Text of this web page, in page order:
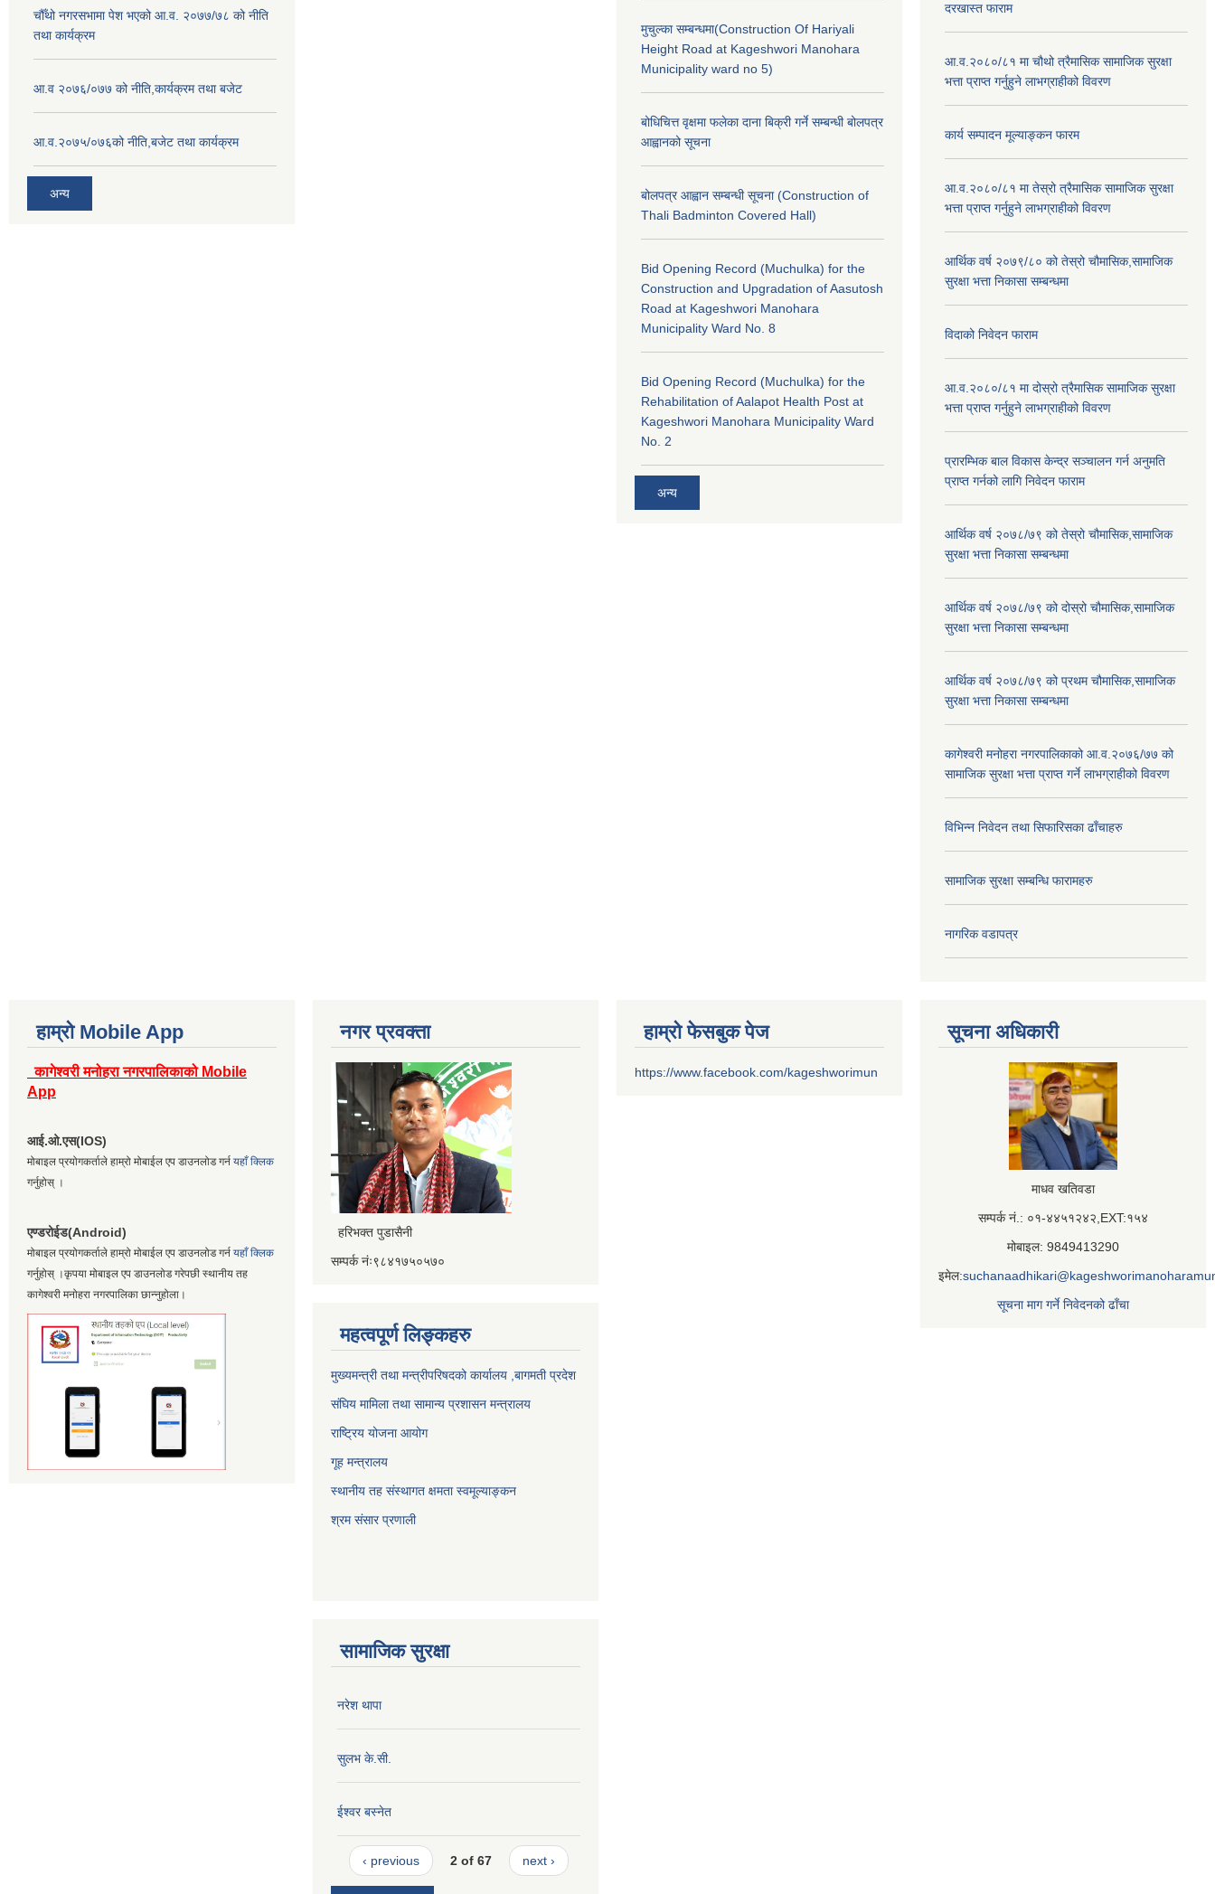
चौँथो नगरसभामा पेश भएको आ.व. २०७७/७८ को नीति
तथा कार्यक्रम
आ.व २०७६/०७७ को नीति,कार्यक्रम तथा बजेट
आ.व.२०७५/०७६को नीति,बजेट तथा कार्यक्रम
अन्य
मुचुल्का सम्बन्धमा(Construction Of Hariyali
Height Road at Kageshwori Manohara
Municipality ward no 5)
बोधिचित्त वृक्षमा फलेका दाना बिक्री गर्ने सम्बन्धी बोलपत्र
आह्वानको सूचना
बोलपत्र आह्वान सम्बन्धी सूचना (Construction of
Thali Badminton Covered Hall)
Bid Opening Record (Muchulka) for the
Construction and Upgradation of Aasutosh
Road at Kageshwori Manohara
Municipality Ward No. 8
Bid Opening Record (Muchulka) for the
Rehabilitation of Aalapot Health Post at
Kageshwori Manohara Municipality Ward
No. 2
अन्य
दरखास्त फाराम
आ.व.२०८०/८१ मा चौथो त्रैमासिक सामाजिक सुरक्षा
भत्ता प्राप्त गर्नुहुने लाभग्राहीको विवरण
कार्य सम्पादन मूल्याङ्कन फारम
आ.व.२०८०/८१ मा तेस्रो त्रैमासिक सामाजिक सुरक्षा
भत्ता प्राप्त गर्नुहुने लाभग्राहीको विवरण
आर्थिक वर्ष २०७९/८० को तेस्रो चौमासिक,सामाजिक
सुरक्षा भत्ता निकासा सम्बन्धमा
विदाको निवेदन फाराम
आ.व.२०८०/८१ मा दोस्रो त्रैमासिक सामाजिक सुरक्षा
भत्ता प्राप्त गर्नुहुने लाभग्राहीको विवरण
प्रारम्भिक बाल विकास केन्द्र सञ्चालन गर्न अनुमति
प्राप्त गर्नको लागि निवेदन फाराम
आर्थिक वर्ष २०७८/७९ को तेस्रो चौमासिक,सामाजिक
सुरक्षा भत्ता निकासा सम्बन्धमा
आर्थिक वर्ष २०७८/७९ को दोस्रो चौमासिक,सामाजिक
सुरक्षा भत्ता निकासा सम्बन्धमा
आर्थिक वर्ष २०७८/७९ को प्रथम चौमासिक,सामाजिक
सुरक्षा भत्ता निकासा सम्बन्धमा
कागेश्वरी मनोहरा नगरपालिकाको आ.व.२०७६/७७ को
सामाजिक सुरक्षा भत्ता प्राप्त गर्ने लाभग्राहीको विवरण
विभिन्न निवेदन तथा सिफारिसका ढाँचाहरु
सामाजिक सुरक्षा सम्बन्धि फारामहरु
नागरिक वडापत्र
हाम्रो Mobile App
कागेश्वरी मनोहरा नगरपालिकाको Mobile
App
आई.ओ.एस(IOS)
मोबाइल प्रयोगकर्ताले हाम्रो मोबाईल एप डाउनलोड गर्न यहाँ क्लिक
गर्नुहोस् ।
एण्डरोईड(Android)
मोबाइल प्रयोगकर्ताले हाम्रो मोबाईल एप डाउनलोड गर्न यहाँ क्लिक
गर्नुहोस् ।कृपया मोबाइल एप डाउनलोड गरेपछी स्थानीय तह
कागेश्वरी मनोहरा नगरपालिका छान्नुहोला।
नगर प्रवक्ता
हरिभक्त पुडासैनी
सम्पर्क नंः९८४१७५०५७०
महत्वपूर्ण लिङ्कहरु
मुख्यमन्त्री तथा मन्त्रीपरिषदको कार्यालय ,बागमती प्रदेश
संघिय मामिला तथा सामान्य प्रशासन मन्त्रालय
राष्ट्रिय योजना आयोग
गूह मन्त्रालय
स्थानीय तह संस्थागत क्षमता स्वमूल्याङ्कन
श्रम संसार प्रणाली
सामाजिक सुरक्षा
नरेश थापा
सुलभ के.सी.
ईश्वर बस्नेत
‹ previous 2 of 67 next ›
हाम्रो फेसबुक पेज
https://www.facebook.com/kageshworimun
सूचना अधिकारी
माधव खतिवडा
सम्पर्क नं.: ०१-४४५१२४२,EXT:१५४
मोबाइल: 9849413290
इमेल:
सूचना माग गर्ने निवेदनको ढाँचा